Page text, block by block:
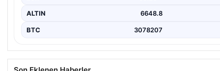
ALTIN 6648.8
BTC 3078207